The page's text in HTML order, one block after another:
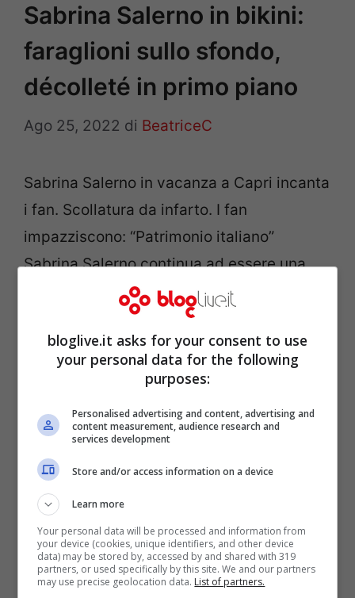
Sabrina Salerno in bikini:
faraglioni sullo sfondo,
décolleté in primo piano
Ago 25, 2022 di BeatriceC
Sabrina Salerno in vacanza a Capri incanta
i fan. Scollatura da infarto. I fan
impazziscono: “Patrimonio italiano”
Sabrina Salerno continua ad essere una
delle showgirl più amate dal pubblico.
Icona di bellezza e della musica disco
made in Italy anni ’90, la soubrette
nonostante i diversi anni di assenza dalla
tutto
“Evviva gli sposi”, Cecilia
Rodriguez e Ignazio lo
annunciano così: bellissimi
sulla spiaggia
bloglive.it asks for your consent to use
your personal data for the following
purposes:
Personalised advertising and content, advertising and
content measurement, audience research and
services development
Store and/or access information on a device
Learn more
Your personal data will be processed and information from
your device (cookies, unique identifiers, and other device
data) may be stored by, accessed by and shared with 319
partners, or used specifically by this site. We and our partners
may use precise geolocation data. List of partners.